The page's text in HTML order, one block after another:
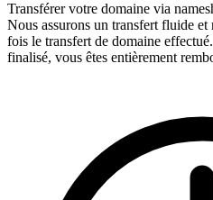
Transférer votre domaine via
Nous assurons un transfert fluide
fois le transfert de domaine
finalisé, vous êtes entièrement